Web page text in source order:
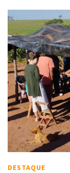
DESTAQUE